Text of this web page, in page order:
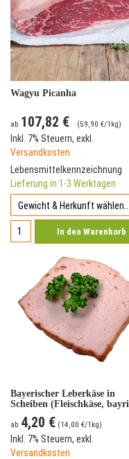
Wagyu Picanha
ab 107,82 € (59,90 €/1kg)
Inkl. 7% Steuern, exkl.
Versandkosten
Lebensmittelkennzeichnung
Lieferung in 1-3 Werktagen
In den Warenkorb
Bayerischer Leberkäse in
Scheiben (Fleischkäse,
Leberkäs)
ab 4,20 € (14,00 €/1kg)
Inkl. 7% Steuern, exkl.
Versandkosten